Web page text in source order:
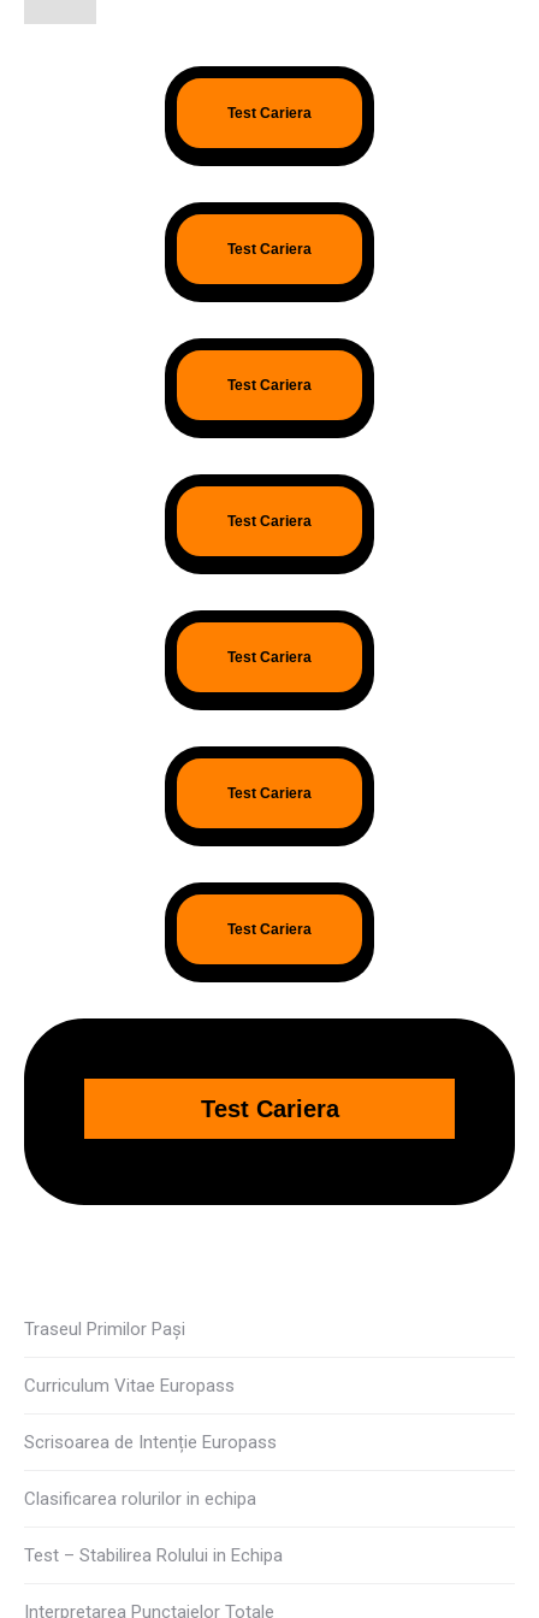
Test Cariera
Test Cariera
Test Cariera
Test Cariera
Test Cariera
Test Cariera
Test Cariera
Test Cariera
Traseul Primilor Pași
Curriculum Vitae Europass
Scrisoarea de Intenție Europass
Clasificarea rolurilor in echipa
Test – Stabilirea Rolului in Echipa
Interpretarea Punctajelor Totale